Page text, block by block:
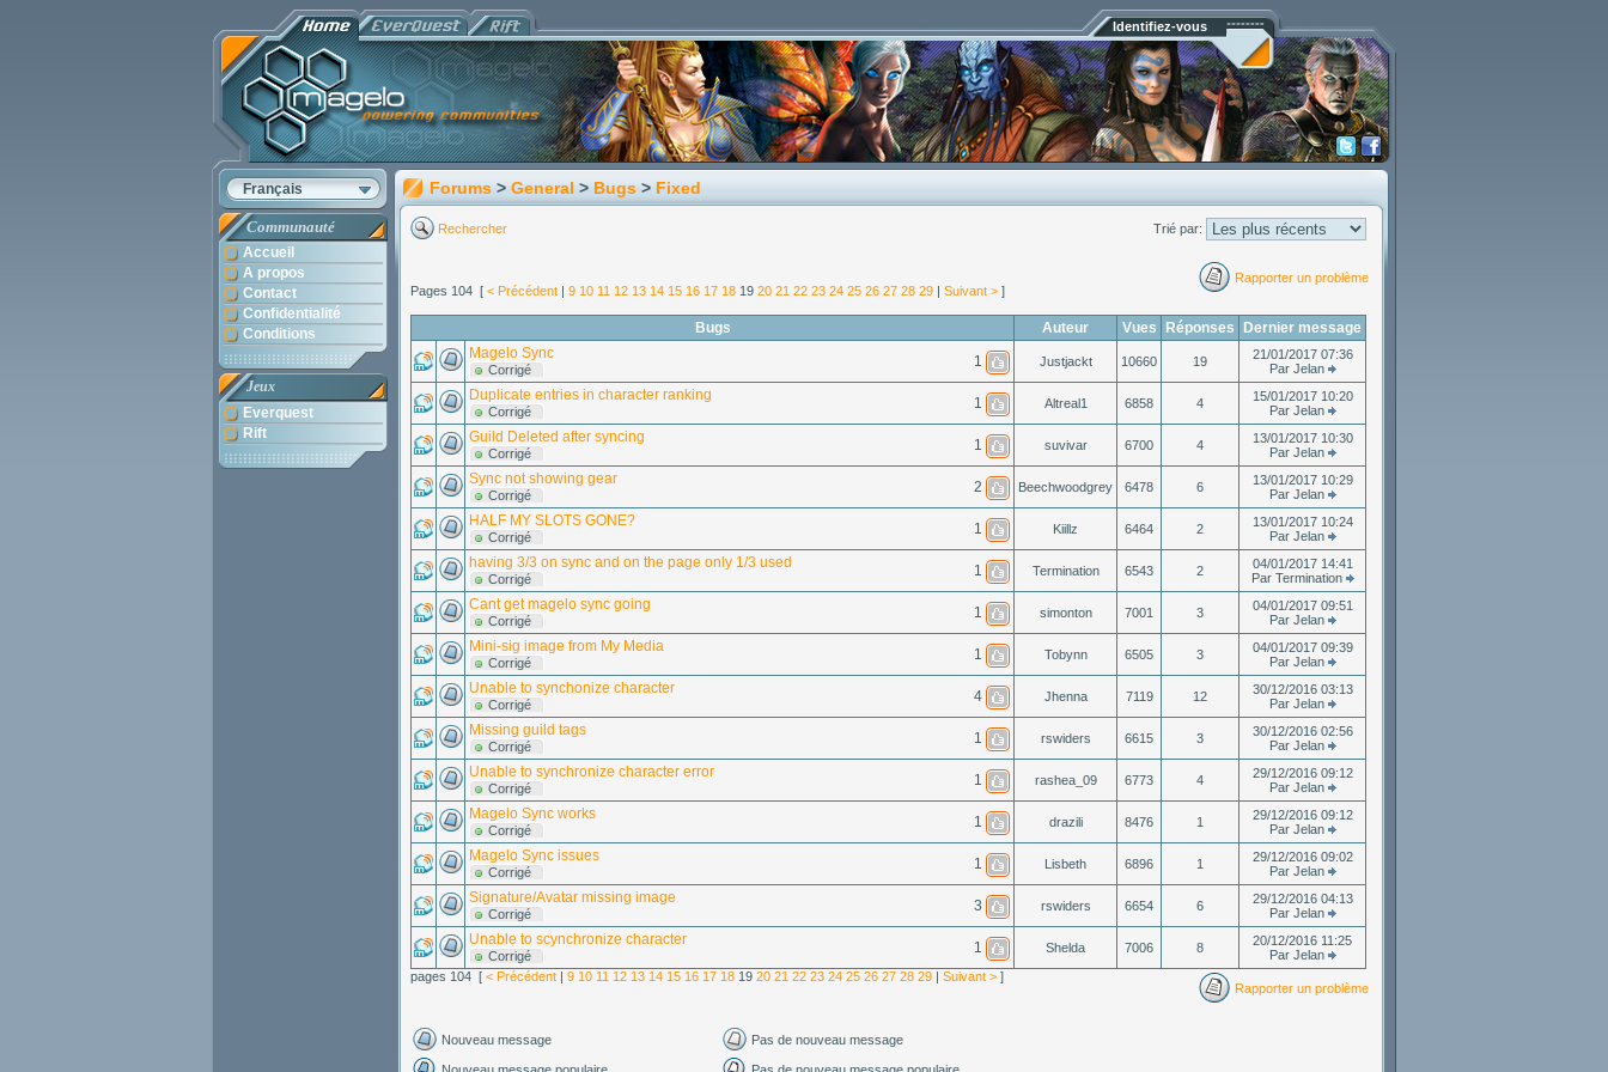
Identifiez-vous
Français
Communauté
Accueil
A propos
Contact
Confidentialité
Conditions
Jeux
Everquest
Rift
Forums > General > Bugs > Fixed
Rechercher Trié par:
Pages 104 [ < Précédent | 9 10 11 12 13 14 15 16 17 18 19 20 21 22 23 24 25 26 27 28 29 | Suivant > ]
Rapporter un problème
Bugs Auteur Vues Réponses
Dernier message
Magelo Sync
1
Corrigé
Justjackt 10660 19
21/01/2017 07:36
Par Jelan
Duplicate entries in character ranking 1
Corrigé
Altreal1 6858 4
15/01/2017 10:20
Par Jelan
Guild Deleted after syncing 1
Corrigé
suvivar 6700 4
13/01/2017 10:30
Par Jelan
Sync not showing gear 2
Corrigé
Beechwoodgrey 6478 6
13/01/2017 10:29
Par Jelan
HALF MY SLOTS GONE? 1
Corrigé
Kiillz 6464 2
13/01/2017 10:24
Par Jelan
having 3/3 on sync and on the page only 1/3 used 1
Corrigé
Termination 6543 2
04/01/2017 14:41
Par Termination
Cant get magelo sync going 1
Corrigé
simonton 7001 3
04/01/2017 09:51
Par Jelan
Mini-sig image from My Media 1
Corrigé
Tobynn 6505 3
04/01/2017 09:39
Par Jelan
Unable to synchonize character 4
Corrigé
Jhenna 7119 12
30/12/2016 03:13
Par Jelan
Missing guild tags 1
Corrigé
rswiders 6615 3
30/12/2016 02:56
Par Jelan
Unable to synchronize character error 1
Corrigé
rashea_09 6773 4
29/12/2016 09:12
Par Jelan
Magelo Sync works 1
Corrigé
drazili 8476 1
29/12/2016 09:12
Par Jelan
Magelo Sync issues 1
Corrigé
Lisbeth 6896 1
29/12/2016 09:02
Par Jelan
Signature/Avatar missing image 3
Corrigé
rswiders 6654 6
29/12/2016 04:13
Par Jelan
Unable to scynchronize character 1
Corrigé
Shelda 7006 8
20/12/2016 11:25
Par Jelan
pages 104 [ < Précédent | 9 10 11 12 13 14 15 16 17 18 19 20 21 22 23 24 25 26 27 28 29 | Suivant > ]
Rapporter un problème
Nouveau message Pas de nouveau message